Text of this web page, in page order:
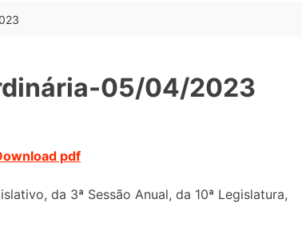
05/04/2023
pdf
da 3ª Sessão Anual, da 10ª Legislatura,